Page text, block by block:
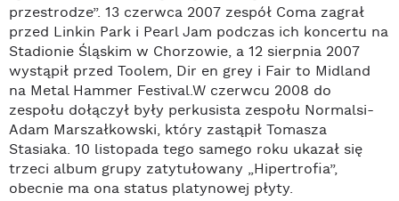
przestrodze”. 13 czerwca 2007 zespół Coma zagrał
przed Linkin Park i Pearl Jam podczas ich koncertu na
Stadionie Śląskim w Chorzowie, a 12 sierpnia 2007
wystąpił przed Toolem, Dir en grey i Fair to Midland
na Metal Hammer Festival.W czerwcu 2008 do
zespołu dołączył były perkusista zespołu Normalsi-
Adam Marszałkowski, który zastąpił Tomasza
Stasiaka. 10 listopada tego samego roku ukazał się
trzeci album grupy zatytułowany „Hipertrofia”,
obecnie ma ona status platynowej płyty.